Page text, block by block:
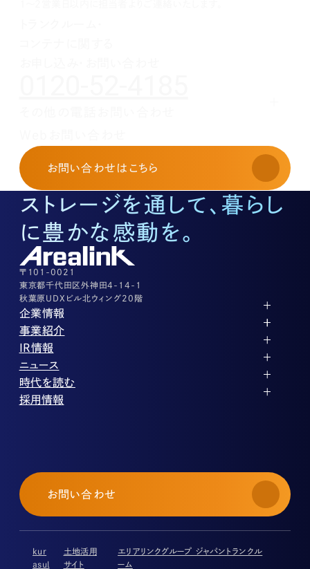
お申し込み・お問い合わせ
03-3526-8568
土地活用に関するお問い合わせ
03-3526-8574
底地に関するお問い合わせ
03-3526-8572
株式に関するお問い合わせ
03-3526-8556
その他上記に当てはまらない案件等
03-3526-8556
お問い合わせ はこちら
ストレージを通して、暮らし
に豊かな感動を。
〒101-0021
東京都千代田区外神田4-14-1
秋葉原UDXビル北ウィング20階
企業情報
代表メッセージ
企業理念
会社概要
役員紹介
沿革
コーポレートガバナンス
事業紹介
ストレージ事業
パートナー制度
ストレージライフ
土地権利整備事業
オフィス事業
アセット事業
IR情報
IRカレンダー
中期経営計画
事業等のリスク
株式・株主情報
個人投資家の皆様へ
よくある質問・用語集
IRメール登録
免責事項
ニュース
PR
IR
時代を読む
投稿一覧
採用情報
採用エントリー
お問い合わせ
kur
asul
土地活用
サイト
エリアリンクグループ ジャパントランクル
ーム